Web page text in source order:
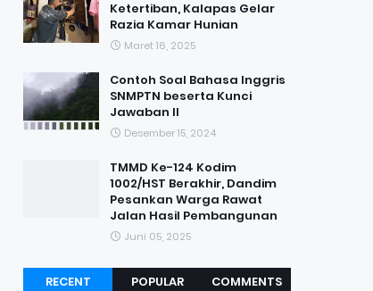
Ketertiban, Kalapas Gelar
Razia Kamar Hunian
Maret 16, 2025
Contoh Soal Bahasa Inggris
SNMPTN beserta Kunci
Jawaban II
Desember 15, 2024
TMMD Ke-124 Kodim
1002/HST Berakhir, Dandim
Pesankan Warga Rawat
Jalan Hasil Pembangunan
Juni 05, 2025
RECENT POPULAR COMMENTS